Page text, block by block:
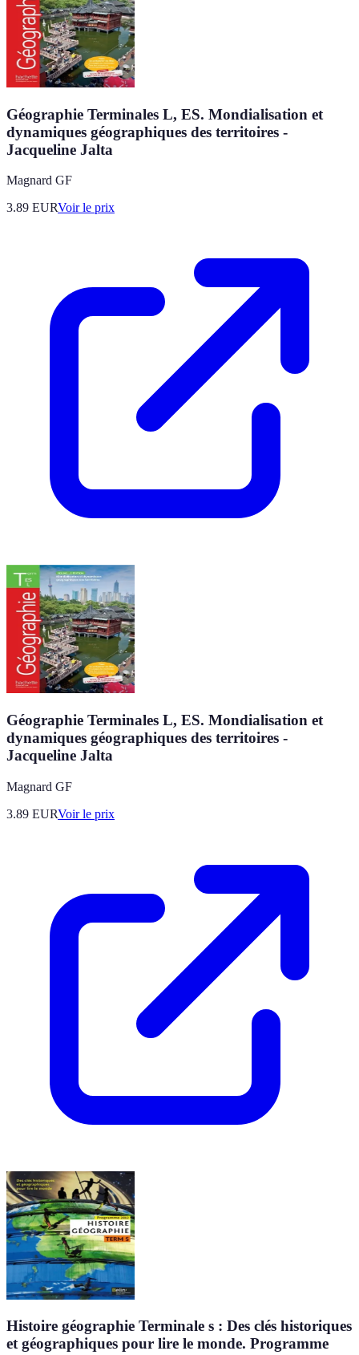
Géographie Terminales L, ES. Mondialisation et
dynamiques géographiques des territoires -
Jacqueline Jalta
Magnard GF
3.89 EURVoir le prix
Géographie Terminales L, ES. Mondialisation et
dynamiques géographiques des territoires -
Jacqueline Jalta
Magnard GF
3.89 EURVoir le prix
Histoire géographie Terminale s : Des clés historiques
et géographiques pour lire le monde. Programme